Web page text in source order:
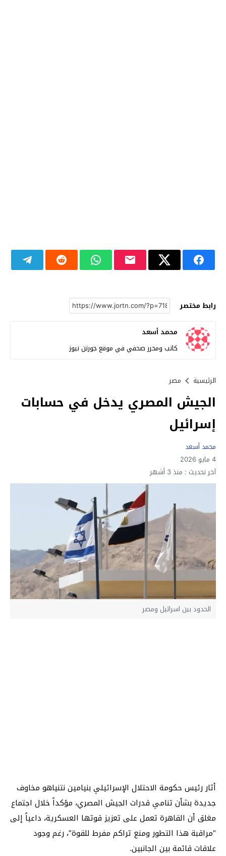
رابط مختصر
محمد أسعد
كاتب ومحرر صحفي في موقع جورتن نيوز
الرئيسية مصر
الجيش المصري يدخل في حسابات
إسرائيل
محمد أسعد
4 مايو 2026
آخر تحديث : منذ 3 أشهر
الحدود بين اسرائيل ومصر
أثار رئيس حكومة الاحتلال الإسرائيلي بنيامين نتنياهو مخاوف
جديدة بشأن تنامي قدرات الجيش المصري، مؤكداً خلال اجتماع
مغلق أن القاهرة تعمل على تعزيز قوتها العسكرية، داعياً إلى
“مراقبة هذا التطور ومنع تراكم مفرط للقوة”، رغم وجود
علاقات قائمة بين الجانبين.